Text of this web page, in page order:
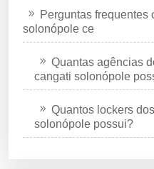
Perguntas frequentes
solonópole ce
Quantas agências
cangati solonópole
Quantos lockers
solonópole possui?